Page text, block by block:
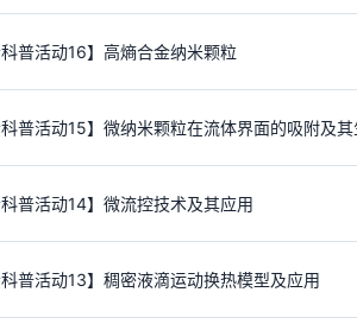
科普活动16】高熵合金纳米颗粒
科普活动15】微纳米颗粒在流体界面的吸附及
科普活动14】微流控技术及其应用
科普活动13】稠密液滴运动换热模型及应用